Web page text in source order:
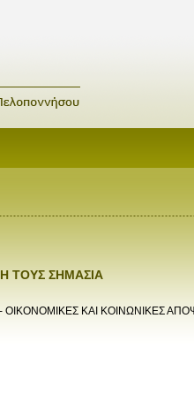
ΤΟΥΣ ΣΗΜΑΣΙΑ
ΟΙΚΟΝΟΜΙΚΕΣ ΚΑΙ ΚΟΙΝΩΝΙΚΕΣ